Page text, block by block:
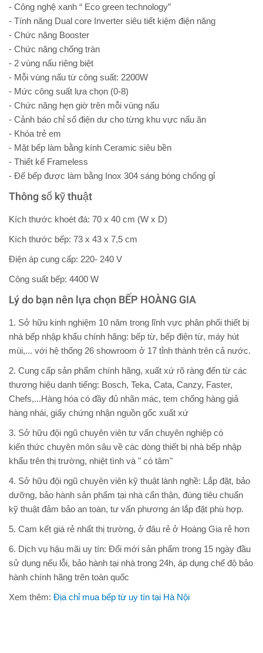
- Công nghệ xanh “ Eco green technology”
- Tính năng Dual core Inverter siêu tiết kiệm điện năng
- Chức năng Booster
- Chức năng chống tràn
- 2 vùng nấu riêng biệt
- Mỗi vùng nấu từ công suất: 2200W
- Mức công suất lựa chọn (0-8)
- Chức năng hẹn giờ trên mỗi vùng nấu
- Cảnh báo chỉ số điện dư cho từng khu vực nấu ăn
- Khóa trẻ em
- Mặt bếp làm bằng kính Ceramic siêu bền
- Thiết kế Frameless
- Đế bếp được làm bằng Inox 304 sáng bóng chống gỉ
Thông số kỹ thuật
Kích thước khoét đá: 70 x 40 cm (W x D)
Kích thước bếp: 73 x 43 x 7,5 cm
Điện áp cung cấp: 220- 240 V
Công suất bếp: 4400 W
Lý do bạn nên lựa chọn BẾP HOÀNG GIA
1. Sở hữu kinh nghiệm 10 năm trong lĩnh vực phân phối thiết bị
nhà bếp nhập khẩu chính hãng: bếp từ, bếp điện từ, máy hút
mùi,... với hệ thống 26 showroom ở 17 tỉnh thành trên cả nước.
2. Cung cấp sản phẩm chính hãng, xuất xứ rõ ràng đến từ các
thương hiệu danh tiếng: Bosch, Teka, Cata, Canzy, Faster,
Chefs,...Hàng hóa có đầy đủ nhãn mác, tem chống hàng giả
hàng nhái, giấy chứng nhận nguồn gốc xuất xứ
3. Sở hữu đội ngũ chuyên viên tư vấn chuyên nghiệp có
kiến thức chuyên môn sâu về các dòng thiết bị nhà bếp nhập
khẩu trên thị trường, nhiệt tình và " có tâm"
4. Sở hữu đội ngũ chuyên viên kỹ thuật lành nghề: Lắp đặt, bảo
dưỡng, bảo hành sản phẩm tại nhà cẩn thận, đúng tiêu chuẩn
kỹ thuật đảm bảo an toàn, tư vấn phương án lắp đặt phù hợp.
5. Cam kết giá rẻ nhất thị trường, ở đâu rẻ ở Hoàng Gia rẻ hơn
6. Dịch vụ hậu mãi uy tín: Đổi mới sản phẩm trong 15 ngày đầu
sử dụng nếu lỗi, bảo hành tại nhà trong 24h, áp dụng chế độ bảo
hành chính hãng trên toàn quốc
Xem thêm: Địa chỉ mua bếp từ uy tín tại Hà Nội